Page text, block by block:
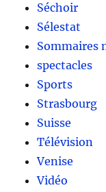
Séchoir
Sélestat
Sommaires
spectacles
Sports
Strasbourg
Suisse
Télévision
Venise
Vidéo